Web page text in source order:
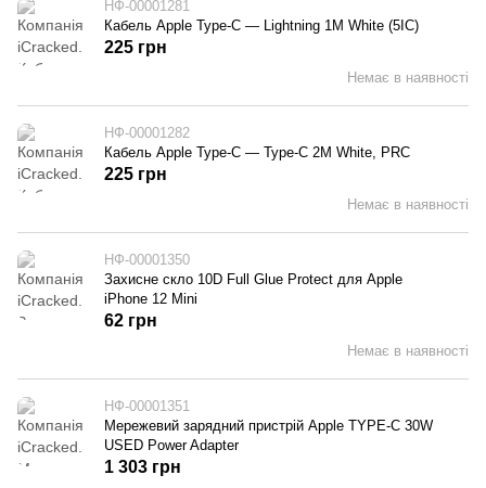
НФ-00001281
Кабель Apple Type-C — Lightning 1M White (5IC)
Немає в наявності
225 грн
НФ-00001282
Кабель Apple Type-C — Type-C 2M White, PRC
Немає в наявності
225 грн
НФ-00001350
Захисне скло 10D Full Glue Protect для Apple
iPhone 12 Mini
Немає в наявності
62 грн
НФ-00001351
Мережевий зарядний пристрій Apple TYPE-C 30W
USED Power Adapter
1 303 грн